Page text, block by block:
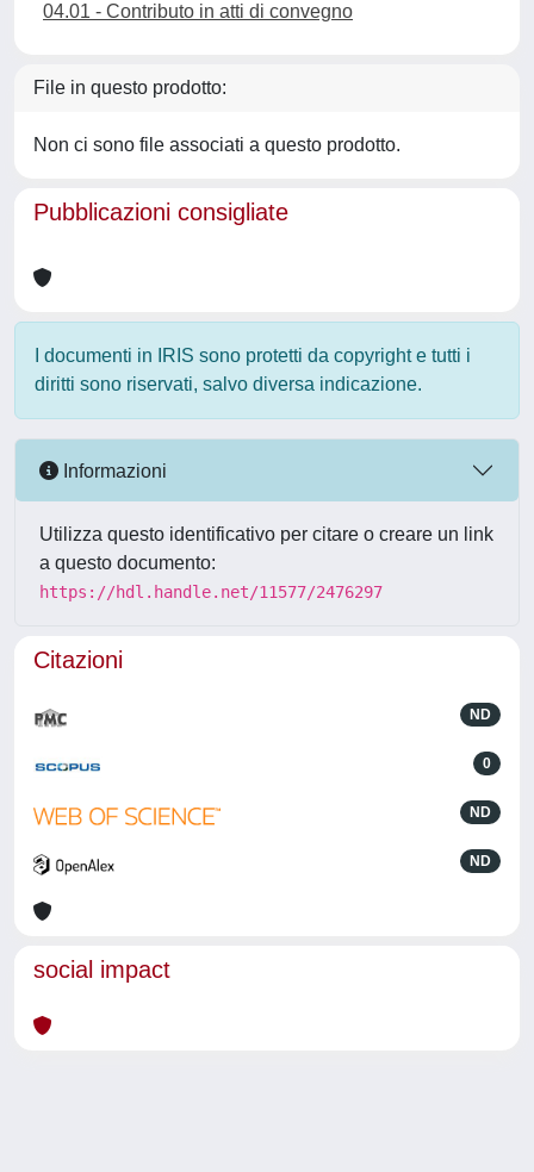
04.01 - Contributo in atti di convegno
File in questo prodotto:
Non ci sono file associati a questo prodotto.
Pubblicazioni consigliate
I documenti in IRIS sono protetti da copyright e tutti i
diritti sono riservati, salvo diversa indicazione.
Informazioni
Utilizza questo identificativo per citare o creare un link
a questo documento:
https://hdl.handle.net/11577/2476297
Citazioni
ND
0
ND
ND
social impact